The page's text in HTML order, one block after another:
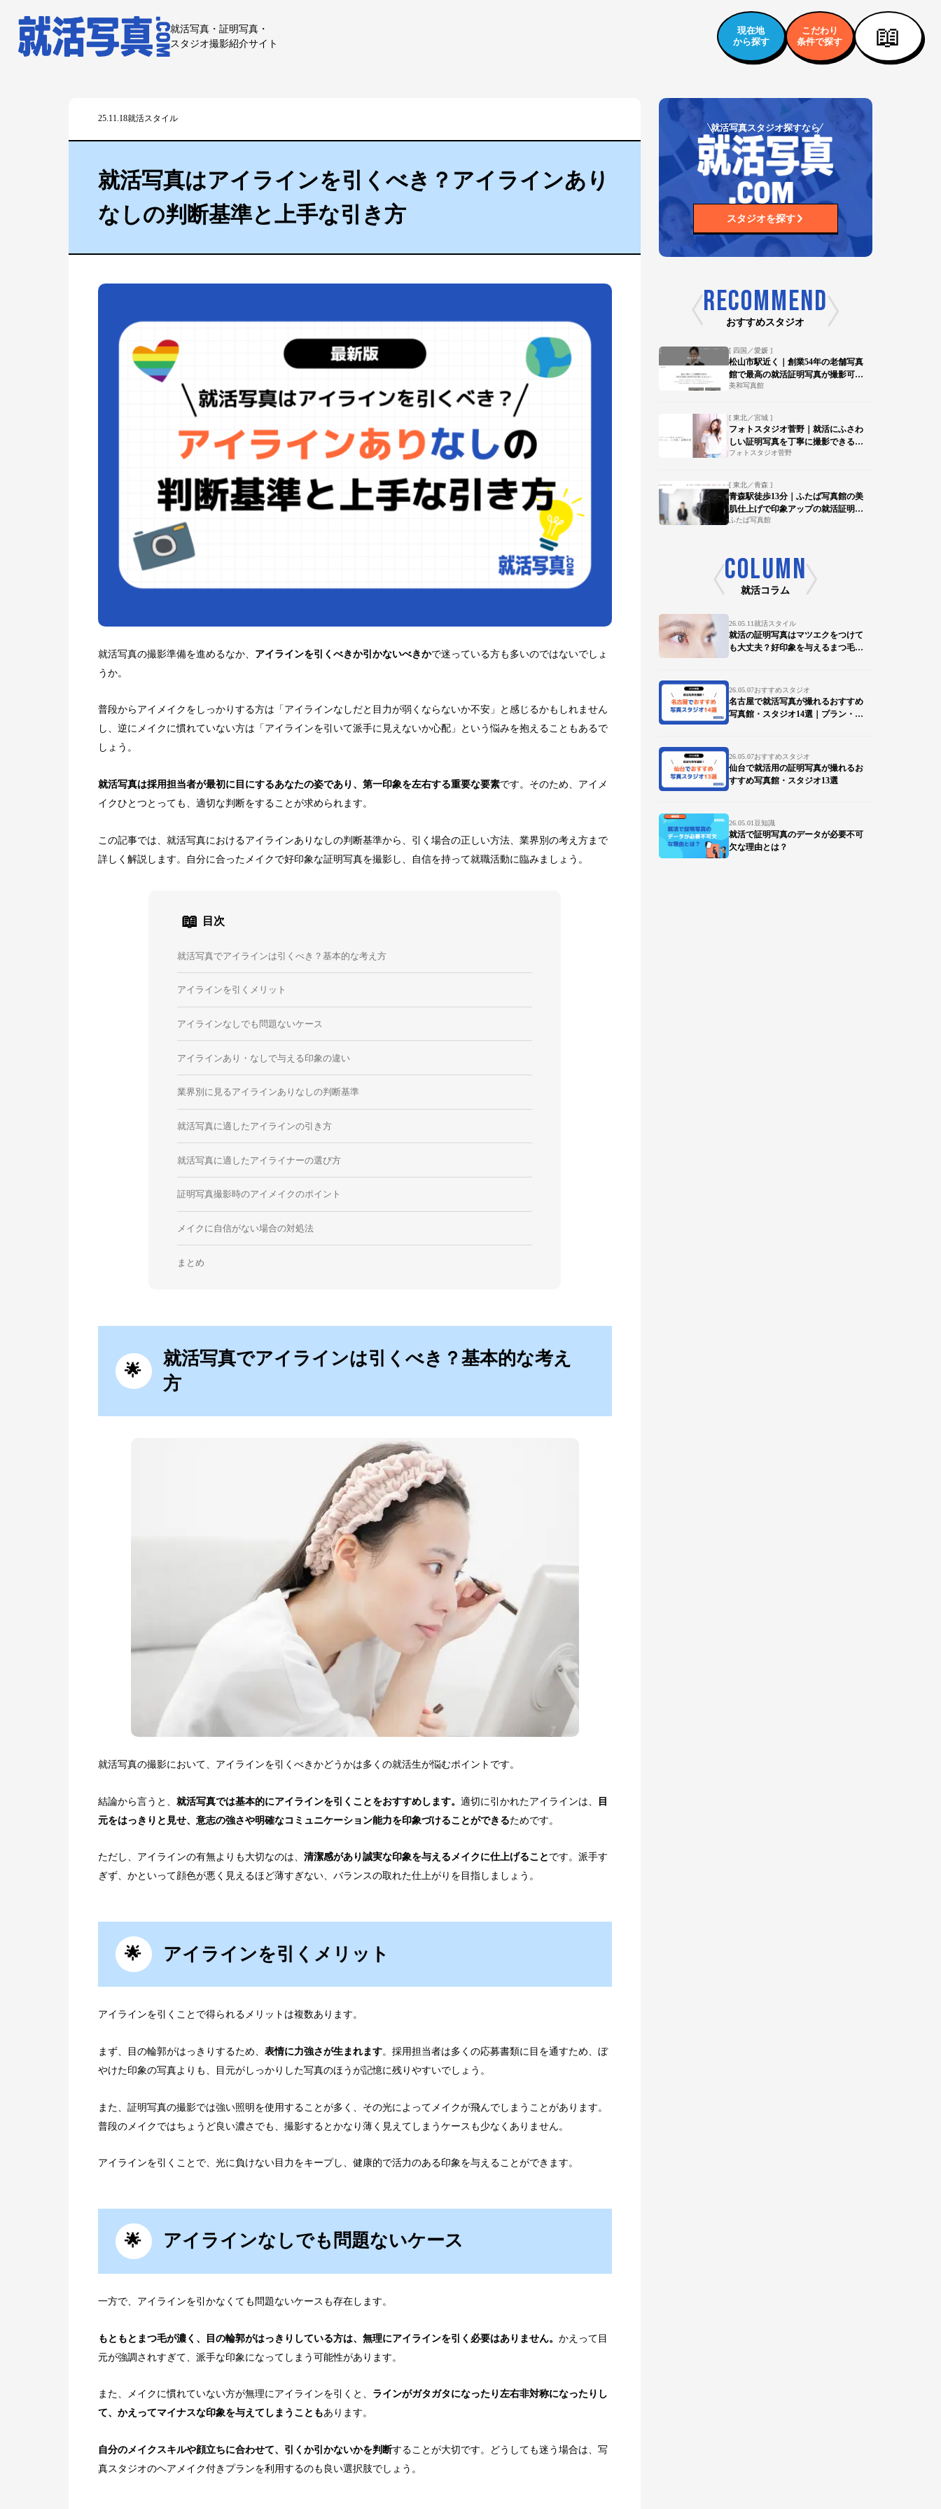
就活写真・証明写真・
スタジオ撮影紹介サイト
現在地
から探す
こだわり
条件で探す
📖
25.11.18就活スタイル
就活写真はアイラインを引くべき？アイラインあり
なしの判断基準と上手な引き方
就活写真の撮影準備を進めるなか、 アイラインを引くべきか引かないべきかで迷っている方も多いのではないでしょ
うか。
普段からアイメイクをしっかりする方は「アイラインなしだと目力が弱くならないか不安」と感じるかもしれません
し、逆にメイクに慣れていない方は「アイラインを引いて派手に見えないか心配」という悩みを抱えることもあるで
しょう。
就活写真は採用担当者が最初に目にするあなたの姿であり、第一印象を左右する重要な要素です。そのため、アイメ
イクひとつとっても、適切な判断をすることが求められます。
この記事では、就活写真におけるアイラインありなしの判断基準から、引く場合の正しい方法、業界別の考え方まで
詳しく解説します。自分に合ったメイクで好印象な証明写真を撮影し、自信を持って就職活動に臨みましょう。
📖 目次
就活写真でアイラインは引くべき？基本的な考え方
アイラインを引くメリット
アイラインなしでも問題ないケース
アイラインあり・なしで与える印象の違い
業界別に見るアイラインありなしの判断基準
就活写真に適したアイラインの引き方
就活写真に適したアイライナーの選び方
証明写真撮影時のアイメイクのポイント
メイクに自信がない場合の対処法
まとめ
就活写真でアイラインは引くべき？基本的な考え
方
就活写真の撮影において、アイラインを引くべきかどうかは多くの就活生が悩むポイントです。
結論から言うと、 就活写真では基本的にアイラインを引くことをおすすめします。 適切に引かれたアイラインは、
目
元をはっきりと見せ、意志の強さや明確なコミュニケーション能力を印象づけることができるためです。
ただし、アイラインの有無よりも大切なのは、 清潔感があり誠実な印象を与えるメイクに仕上げることです。派手す
ぎず、かといって顔色が悪く見えるほど薄すぎない、バランスの取れた仕上がりを目指しましょう。
アイラインを引くメリット
アイラインを引くことで得られるメリットは複数あります。
まず、目の輪郭がはっきりするため、 表情に力強さが生まれます。採用担当者は多くの応募書類に目を通すため、ぼ
やけた印象の写真よりも、目元がしっかりした写真のほうが記憶に残りやすいでしょう。
また、証明写真の撮影では強い照明を使用することが多く、その光によってメイクが飛んでしまうことがあります。
普段のメイクではちょうど良い濃さでも、撮影するとかなり薄く見えてしまうケースも少なくありません。
アイラインを引くことで、光に負けない目力をキープし、健康的で活力のある印象を与えることができます。
アイラインなしでも問題ないケース
一方で、アイラインを引かなくても問題ないケースも存在します。
もともとまつ毛が濃く、目の輪郭がはっきりしている方は、無理にアイラインを引く必要はありません。 かえって目
元が強調されすぎて、派手な印象になってしまう可能性があります。
また、メイクに慣れていない方が無理にアイラインを引くと、 ラインがガタガタになったり左右非対称になったりし
て、かえってマイナスな印象を与えてしまうこともあります。
自分のメイクスキルや顔立ちに合わせて、引くか引かないかを判断することが大切です。どうしても迷う場合は、写
真スタジオのヘアメイク付きプランを利用するのも良い選択肢でしょう。
就活写真スタジオ探すなら
スタジオを探す
RECOMMEND
おすすめスタジオ
[ 四国／愛媛 ]
松山市駅近く｜創業54年の老舗写真
館で最高の就活証明写真が撮影可
能！
美和写真館
[ 東北／宮城 ]
フォトスタジオ菅野｜就活にふさわ
しい証明写真を丁寧に撮影できる写
真館【陸前落合駅 徒歩15分】
フォトスタジオ菅野
[ 東北／青森 ]
青森駅徒歩13分｜ふたば写真館の美
肌仕上げで印象アップの就活証明写
真を
ふたば写真館
COLUMN
就活コラム
26.05.11就活スタイル
就活の証明写真はマツエクをつけて
も大丈夫？好印象を与えるまつ毛の
26.05.07おすすめスタジオ
名古屋で就活写真が撮れるおすすめ
写真館・スタジオ14選｜プラン・デ
26.05.07おすすめスタジオ
仙台で就活用の証明写真が撮れるお
すすめ写真館・スタジオ13選
26.05.01豆知識
就活で証明写真のデータが必要不可
欠な理由とは？